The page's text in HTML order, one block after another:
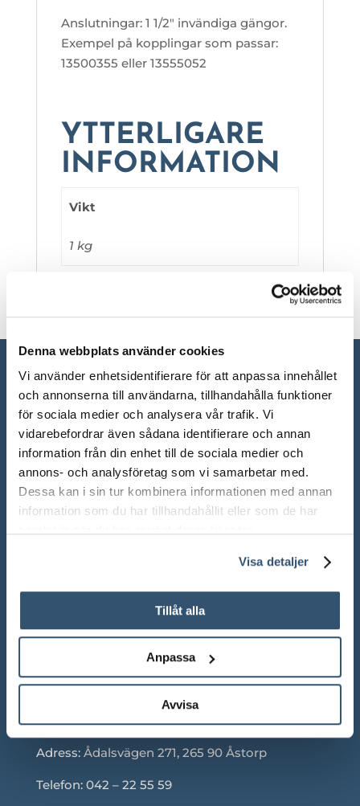
Denna webbplats använder cookies
Vi använder enhetsidentifierare för att anpassa innehållet
och annonserna till användarna, tillhandahålla funktioner
för sociala medier och analysera vår trafik. Vi
vidarebefordrar även sådana identifierare och annan
information från din enhet till de sociala medier och
annons- och analysföretag som vi samarbetar med.
Dessa kan i sin tur kombinera informationen med annan
information som du har tillhandahållit eller som de har
Visa detaljer
Tillåt alla
Anpassa
Avvisa
Anslutningar: 1 1/2″ invändiga gängor.
Exempel på kopplingar som passar:
13500355 eller 13555052
YTTERLIGARE
INFORMATION
Vikt
1 kg
Lör: 10.00 – 13.00
Röda dagar: Stängt om inget annat anges
Adress: Ådalsvägen 271, 265 90 Åstorp
Telefon: 042 – 22 55 59